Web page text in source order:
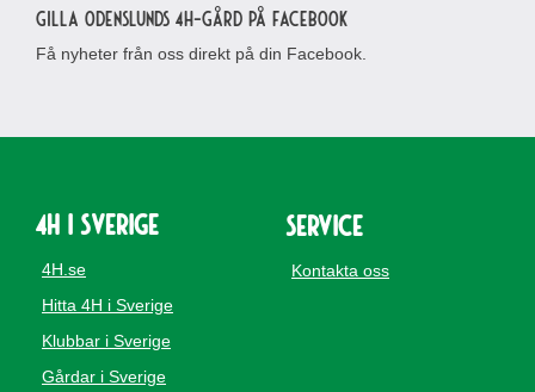
Gilla Odenslunds 4H-gård på Facebook
Få nyheter från oss direkt på din Facebook.
4H i Sverige
4H.se
Hitta 4H i Sverige
Klubbar i Sverige
Gårdar i Sverige
Service
Kontakta oss